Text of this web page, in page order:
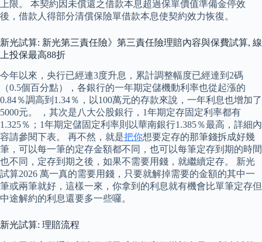
上限。 本契約因未償還之借款本息超過保單價值準備金停效
後，借款人得部分清償保險單借款本息使契約效力恢復。
新光試算: 新光第三責任險》第三責任險理賠內容與保費試算, 線
上投保最高88折
今年以來，央行已經連3度升息，累計調整幅度已經達到2碼
（0.5個百分點），各銀行的一年期定儲機動利率也從起漲的
0.84％調高到1.34％，以100萬元的存款來說，一年利息也增加了
5000元。 ，其次是八大公股銀行，1年期定存固定利率都有
1.325％；1年期定儲固定利率則以華南銀行1.385％最高，詳細內
容請參閱下表。 再不然，就是把你想要定存的那筆錢拆成好幾
筆，可以每一筆的定存金額都不同，也可以每筆定存到期的時間
也不同，定存到期之後，如果不需要用錢，就繼續定存。 新光
試算2026 萬一真的需要用錢，只要就解掉需要的金額的其中一
筆或兩筆就好，這樣一來，你拿到的利息就有機會比單筆定存但
中途解約的利息還要多一些囉。
新光試算: 理賠流程